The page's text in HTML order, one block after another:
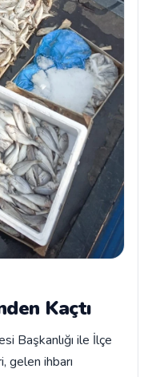
Kaçtı
Başkanlığı ile İlçe
gelen ihbarı